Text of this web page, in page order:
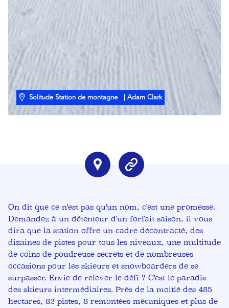
Solitude Station de montagne | Adam Clark
On dit que ce n'est pas qu'un nom, c'est une promesse.
Demandez à un détenteur d'un forfait saison, il vous
dira que la station offre un cadre décontracté, des
dizaines de pistes pour tous les niveaux, une multitude
de coins de poudreuse secrets et de nombreuses
occasions pour les skieurs et snowboarders de se
surpasser. Envie de relever le défi ? C'est le paradis
des skieurs intermédiaires. Près de la moitié des 485
hectares, 82 pistes, 8 remontées mécaniques et plus de